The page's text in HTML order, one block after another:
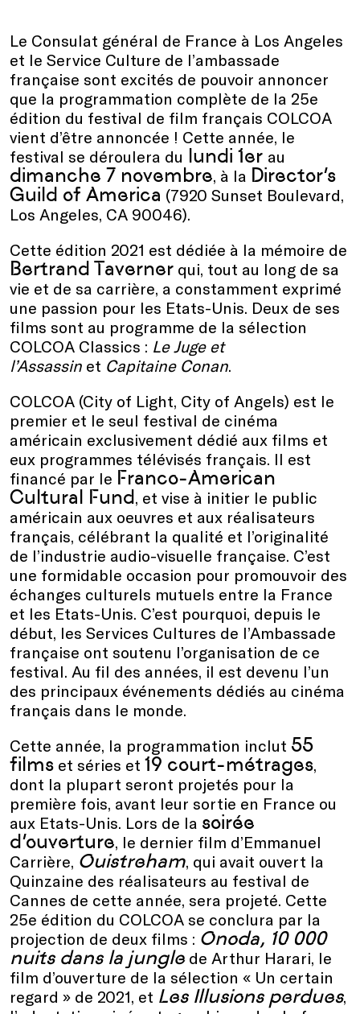
Le Consulat général de France à Los Angeles
et le Service Culture de l’ambassade
française sont excités de pouvoir annoncer
que la programmation complète de la 25e
édition du festival de film français COLCOA
vient d’être annoncée ! Cette année, le
festival se déroulera du lundi 1er au
dimanche 7 novembre, à la Director’s
Guild of America (7920 Sunset Boulevard,
Los Angeles, CA 90046).
Cette édition 2021 est dédiée à la mémoire de
Bertrand Taverner qui, tout au long de sa
vie et de sa carrière, a constamment exprimé
une passion pour les Etats-Unis. Deux de ses
films sont au programme de la sélection
COLCOA Classics : Le Juge et
l’Assassin et Capitaine Conan.
COLCOA (City of Light, City of Angels) est le
premier et le seul festival de cinéma
américain exclusivement dédié aux films et
eux programmes télévisés français. Il est
financé par le Franco-American
Cultural Fund, et vise à initier le public
américain aux oeuvres et aux réalisateurs
français, célébrant la qualité et l’originalité
de l’industrie audio-visuelle française. C’est
une formidable occasion pour promouvoir des
échanges culturels mutuels entre la France
et les Etats-Unis. C’est pourquoi, depuis le
début, les Services Cultures de l’Ambassade
française ont soutenu l’organisation de ce
festival. Au fil des années, il est devenu l’un
des principaux événements dédiés au cinéma
français dans le monde.
Cette année, la programmation inclut 55
films et séries et 19 court-métrages,
dont la plupart seront projetés pour la
première fois, avant leur sortie en France ou
aux Etats-Unis. Lors de la soirée
d’ouverture, le dernier film d’Emmanuel
Carrière, Ouistreham, qui avait ouvert la
Quinzaine des réalisateurs au festival de
Cannes de cette année, sera projeté. Cette
25e édition du COLCOA se conclura par la
projection de deux films : Onoda, 10 000
nuits dans la jungle de Arthur Harari, le
film d’ouverture de la sélection « Un certain
regard » de 2021, et Les Illusions perdues,